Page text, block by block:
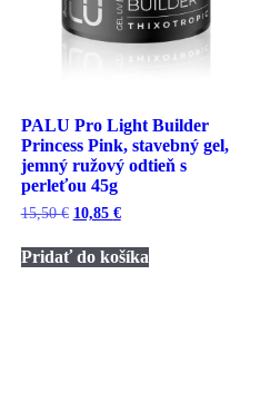
PALU Pro Light Builder
Princess Pink, stavebný gel,
jemný ružový odtieň s
perleťou 45g
15,50€ Pôvodná
bola:
15,50 €.
10,85 €Aktuálna
je:
10,85 €.
Pridať do košíka